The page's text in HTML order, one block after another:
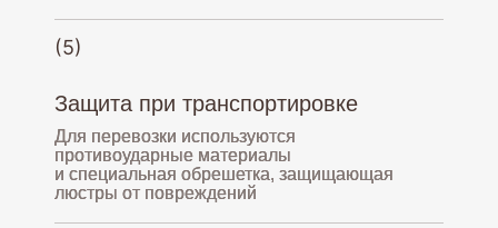
Для перевозки используются
противоударные материалы
и специальная обрешетка, защищающая
люстры от повреждений
Защита при транспортировке
(5)
9.00-21.00 (МСК)
+7(903)347-10-56